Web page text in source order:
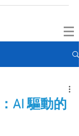
AI 驅動的